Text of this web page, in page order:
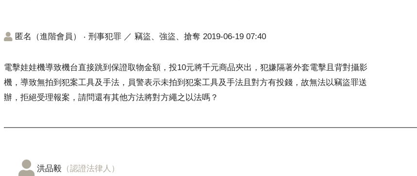
匿名（進階會員） ‧ 刑事犯罪 ／ 竊盜、強盜、搶奪 2019-06-19 07:40
電擊娃娃機導致機台直接跳到保證取物金額，投10元將千元商品夾出，犯嫌隔著外套電擊且背對攝影
機，導致無拍到犯案工具及手法，員警表示未拍到犯案工具及手法且對方有投錢，故無法以竊盜罪送
辦，拒絕受理報案，請問還有其他方法將對方繩之以法嗎？
洪品毅 （認證法律人）